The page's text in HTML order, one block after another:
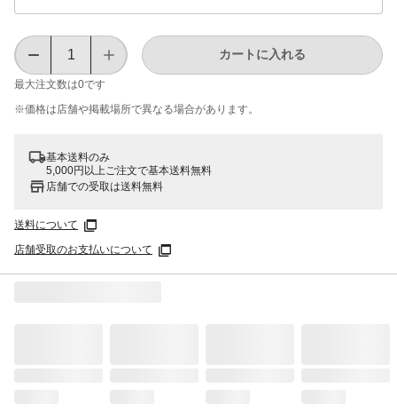
最大注文数は0です
カートに入れる
※価格は​店舗や​掲載場所で​異なる​場合が​あります。
基本送料のみ
5,000円以上ご注文で基本送料無料
店舗での受取は送料無料
送料について
店舗受取のお支払いについて